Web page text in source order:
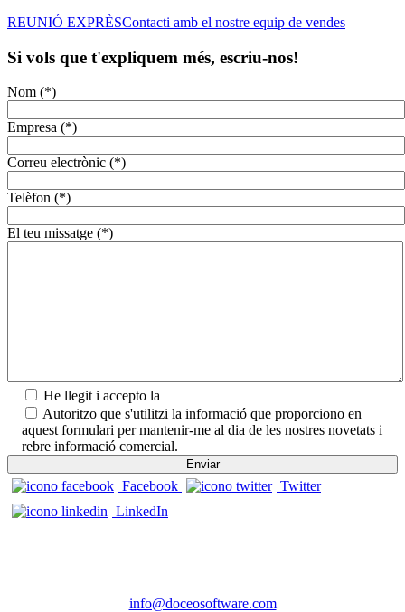
REUNIÓ EXPRÈSContacti amb el nostre equip de vendes
Si vols que t'expliquem més, escriu-nos!
Nom (*)
Empresa (*)
Correu electrònic (*)
Telèfon (*)
El teu missatge (*)
He llegit i accepto la
Autoritzo que s'utilitzi la informació que proporciono en
aquest formulari per mantenir-me al dia de les nostres novetats i
rebre informació comercial.
Facebook
Twitter
LinkedIn
info@doceosoftware.com